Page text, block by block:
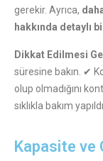
gerekir. Ayrıca,
hakkında detaylı
Dikkat Edilmesi
süresine bakın. ✔
olup olmadığını
sıklıkla bakım
Kapasite ve